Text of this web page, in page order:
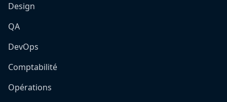
Design
QA
DevOps
Comptabilité
Opérations